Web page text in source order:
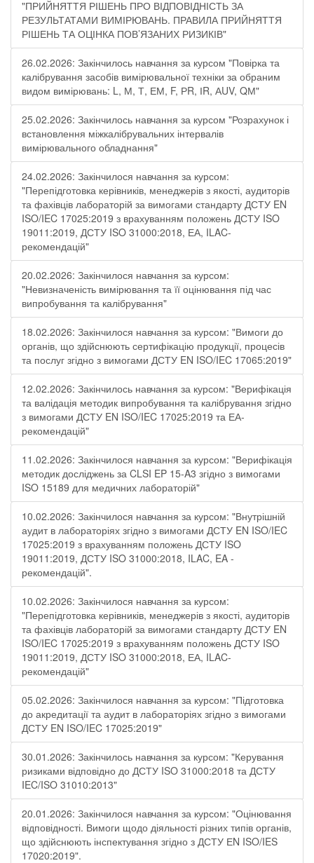
"ПРИЙНЯТТЯ РІШЕНЬ ПРО ВІДПОВІДНІСТЬ ЗА
РЕЗУЛЬТАТАМИ ВИМІРЮВАНЬ. ПРАВИЛА ПРИЙНЯТТЯ
РІШЕНЬ ТА ОЦІНКА ПОВ’ЯЗАНИХ РИЗИКІВ"
26.02.2026: Закінчилось навчання за курсом "Повірка та
калібрування засобів вимірювальної техніки за обраним
видом вимірювань: L, М, Т, ЕМ, F, РR, ІR, АUV, QМ"
25.02.2026: Закінчилось навчання за курсом "Розрахунок і
встановлення міжкалібрувальних інтервалів
вимірювального обладнання"
24.02.2026: Закінчилося навчання за курсом:
"Перепідготовка керівників, менеджерів з якості, аудиторів
та фахівців лабораторій за вимогами стандарту ДСТУ EN
ISO/IEC 17025:2019 з врахуванням положень ДСТУ ISO
19011:2019, ДСТУ ISO 31000:2018, ЕА, ILAC-
рекомендацій"
20.02.2026: Закінчилося навчання за курсом:
"Невизначеність вимірювання та її оцінювання під час
випробування та калібрування"
18.02.2026: Закінчилося навчання за курсом: "Вимоги до
органів, що здійснюють сертифікацію продукції, процесів
та послуг згідно з вимогами ДСТУ EN ISO/IEC 17065:2019"
12.02.2026: Закінчилось навчання за курсом: "Верифікація
та валідація методик випробування та калібрування згідно
з вимогами ДСТУ EN ISO/IEC 17025:2019 та ЕА-
рекомендацій"
11.02.2026: Закінчилося навчання за курсом: "Верифікація
методик досліджень за CLSI EP 15-A3 згідно з вимогами
ISO 15189 для медичних лабораторій"
10.02.2026: Закінчилося навчання за курсом: "Внутрішній
аудит в лабораторіях згідно з вимогами ДСТУ EN ISO/IEC
17025:2019 з врахуванням положень ДСТУ ISO
19011:2019, ДСТУ ISO 31000:2018, ILAC, EA -
рекомендацій".
10.02.2026: Закінчилося навчання за курсом:
"Перепідготовка керівників, менеджерів з якості, аудиторів
та фахівців лабораторій за вимогами стандарту ДСТУ EN
ISO/IEC 17025:2019 з врахуванням положень ДСТУ ISO
19011:2019, ДСТУ ISO 31000:2018, ЕА, ILAC-
рекомендацій"
05.02.2026: Закінчилося навчання за курсом: "Підготовка
до акредитації та аудит в лабораторіях згідно з вимогами
ДСТУ EN ISO/IEC 17025:2019"
30.01.2026: Закінчилось навчання за курсом: "Керування
ризиками відповідно до ДСТУ ISO 31000:2018 та ДСТУ
IEC/ISO 31010:2013"
20.01.2026: Закінчилося навчання за курсом: "Оцінювання
відповідності. Вимоги щодо діяльності різних типів органів,
що здійснюють інспектування згідно з ДСТУ ЕN ISO/IES
17020:2019".